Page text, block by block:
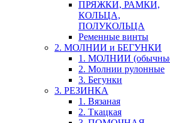
ПРЯЖКИ, РАМКИ,
КОЛЬЦА,
ПОЛУКОЛЬЦА
Ременные винты
2. МОЛНИИ и БЕГУНКИ
1. МОЛНИИ
2. Молнии рулонные
3. Бегунки
3. РЕЗИНКА
1. Вязаная
2. Ткацкая